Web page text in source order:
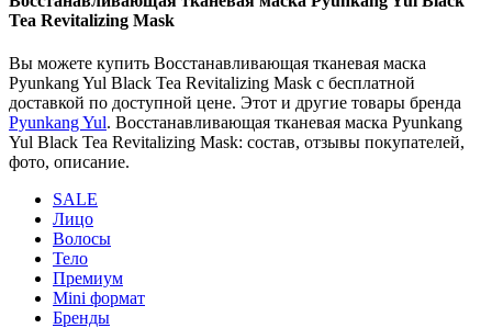
Tea Revitalizing Mask
Вы можете купить Восстанавливающая тканевая маска
Pyunkang Yul Black Tea Revitalizing Mask с бесплатной
доставкой по доступной цене. Этот и другие товары бренда
Pyunkang Yul. Восстанавливающая тканевая маска Pyunkang
Yul Black Tea Revitalizing Mask: состав, отзывы покупателей,
фото, описание.
SALE
Лицо
Волосы
Тело
Премиум
Mini формат
Бренды